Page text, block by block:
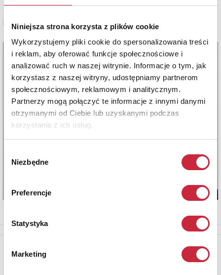
Niniejsza strona korzysta z plików cookie
Wykorzystujemy pliki cookie do spersonalizowania treści
i reklam, aby oferować funkcje społecznościowe i
analizować ruch w naszej witrynie. Informacje o tym, jak
korzystasz z naszej witryny, udostępniamy partnerom
społecznościowym, reklamowym i analitycznym.
Partnerzy mogą połączyć te informacje z innymi danymi
otrzymanymi od Ciebie lub uzyskanymi podczas
korzystania z ich usług.
zgody
Niezbędne
Preferencje
Statystyka
Marketing
Zobacz pełne informacje
Aby otrzymywać informacje o nowych aukcjach, prosimy podać